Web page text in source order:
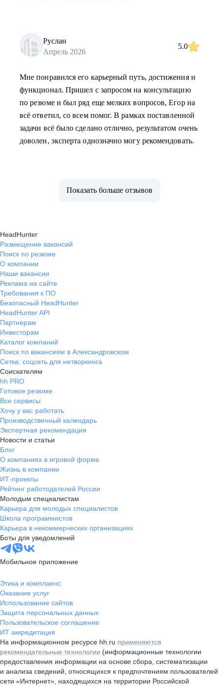
Руслан
Апрель 2026
5.0
Мне понравился его карьерный путь, достижения и
функционал. Пришел с запросом на консультацию
по резюме и был ряд еще мелких вопросов, Егор на
всё ответил, со всем помог. В рамках поставленной
задачи всё было сделано отлично, результатом очень
доволен, эксперта однозначно могу рекомендовать.
Показать больше отзывов
HeadHunter
Размещение вакансий
Поиск по резюме
О компании
Наши вакансии
Реклама на сайте
Требования к ПО
Безопасный HeadHunter
HeadHunter API
Партнерам
Инвесторам
Каталог компаний
Поиск по вакансиям в Александровском
Сетка: соцсеть для нетворкинга
Соискателям
hh PRO
Готовое резюме
Все сервисы
Хочу у вас работать
Производственный календарь
Экспертная рекомендация
Новости и статьи
Блог
О компаниях в игровой форме
Жизнь в компании
ИТ-проекты
Рейтинг работодателей России
Молодым специалистам
Карьера для молодых специалистов
Школа программистов
Карьера в некоммерческих организациях
Боты для уведомлений
Мобильное приложение
Этика и комплаенс
Оказание услуг
Использование сайтов
Защита персональных данных
Пользовательское соглашение
ИТ аккредитация
На информационном ресурсе hh.ru применяются
рекомендательные технологии (информационные технологии
предоставления информации на основе сбора, систематизации
и анализа сведений, относящихся к предпочтениям пользователей
сети «Интернет», находящихся на территории Российской